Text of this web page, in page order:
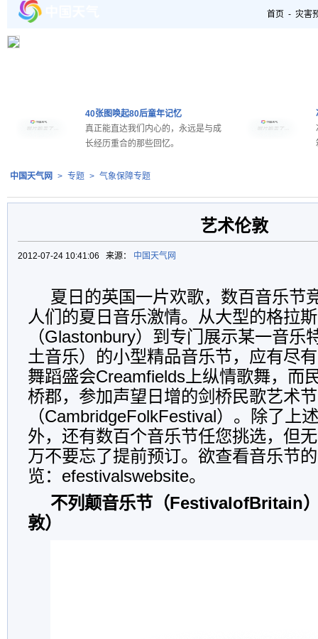
首页 - 灾害
40张图唤起80后童年记忆
真正能直达我们内心的，永远是与成
长经历重合的那些回忆。
中国天气网 > 专题 > 气象保障专题
艺术伦敦
2012-07-24 10:41:06 来源： 中国天气网
夏日的英国一片欢歌，数百音乐节
人们的夏日音乐激情。从大型的格拉
（Glastonbury）到专门展示某一音乐
土音乐）的小型精品音乐节，应有尽
舞蹈盛会Creamfields上纵情歌舞，而
桥郡，参加声望日增的剑桥民歌艺术节
（CambridgeFolkFestival）。除了上
外，还有数百个音乐节任您挑选，但
万不要忘了提前预订。欲查看音乐节
览：efestivalswebsite。
不列颠音乐节（FestivalofBritain
敦）